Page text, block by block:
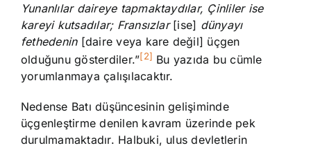
Yunanlılar daireye tapmaktaydılar, Çinliler ise
kareyi kutsadılar; Fransızlar [ise] dünyayı
fethedenin[daire veya kare değil] üçgen
olduğunu gösterdiler.”[2] Bu yazıda bu cümle
yorumlanmaya çalışılacaktır.
Nedense Batı düşüncesinin gelişiminde
üçgenleştirme denilen kavram üzerinde pek
durulmamaktadır. Halbuki, ulus devletlerin